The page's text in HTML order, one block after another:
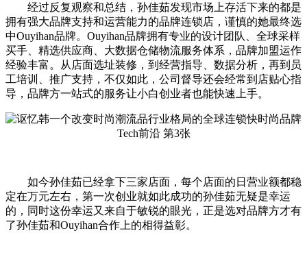
经过反复观察和总结，孙佳茹发现市场上存活下来的都是
拥有强大品牌支持和运营能力的品牌连锁店，谨慎的她最终选
中Ouyihan品牌。Ouyihan品牌拥有专业的设计团队、全球采样
买手、精选供应商、大数据仓储物流服务体系，品牌加盟运作
经验丰富。从店面选址装修，到经营指导、数据分析，再到员
工培训、推广支持，不仅如此，公司督导还会经常到店贴心指
导，品牌方一站式的服务让小白创业者也能快速上手。
如今孙佳茹已经拿下三家店面，每个店面的日营业额都稳
定在万元左右，第一次创业就如此成功的孙佳茹无疑是幸运
的，同时这份幸运又来自于敏锐的眼光，正是选对品牌方才有
了孙佳茹和Ouyihan合作上的相得益彰。